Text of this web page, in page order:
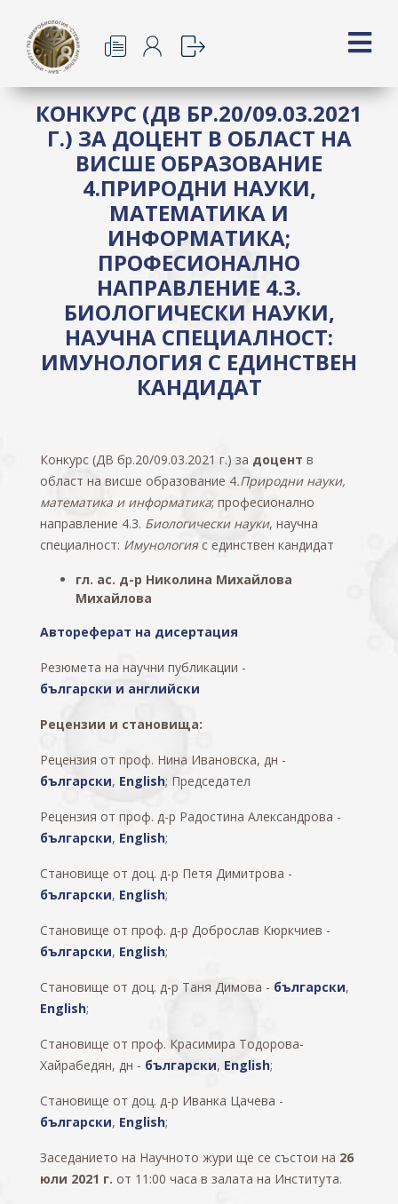
КОНКУРС (ДВ БР.20/09.03.2021
Г.) ЗА ДОЦЕНТ В ОБЛАСТ НА
ВИСШЕ ОБРАЗОВАНИЕ
4.ПРИРОДНИ НАУКИ,
МАТЕМАТИКА И
ИНФОРМАТИКА;
ПРОФЕСИОНАЛНО
НАПРАВЛЕНИЕ 4.3.
БИОЛОГИЧЕСКИ НАУКИ,
НАУЧНА СПЕЦИАЛНОСТ:
ИМУНОЛОГИЯ С ЕДИНСТВЕН
КАНДИДАТ
Конкурс (ДВ бр.20/09.03.2021 г.) за доцент в
област на висше образование 4.Природни науки,
математика и информатика; професионално
направление 4.3. Биологически науки, научна
специалност: Имунологияс единствен кандидат
гл. ас. д-р Николина Михайлова
Михайлова
Автореферат на дисертация
Резюмета на научни публикации -
български и английски
Рецензии и становища:
Рецензия от проф. Нина Ивановска, дн -
български, English; Председател
Рецензия от проф. д-р Радостина Александрова -
български, English;
Становище от доц. д-р Петя Димитрова -
български, English;
Становище от проф. д-р Доброслав Кюркчиев -
български, English;
Становище от доц. д-р Таня Димова - български,
English;
Становище от проф. Красимира Тодорова-
Хайрабедян, дн - български, English;
Становище от доц. д-р Иванка Цачева -
български, English;
Заседанието на Научното жури ще се състои на 26
юли 2021 г. от 11:00 часа в залата на Института.